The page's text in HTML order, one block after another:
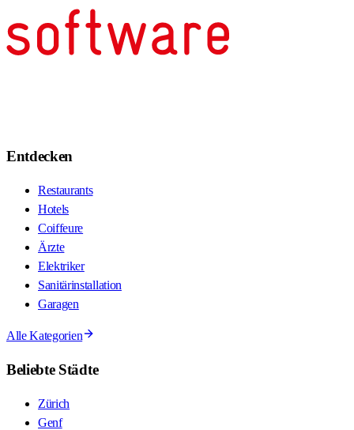
Entdecken
Restaurants
Hotels
Coiffeure
Ärzte
Elektriker
Sanitärinstallation
Garagen
Alle Kategorien
Beliebte Städte
Zürich
Genf